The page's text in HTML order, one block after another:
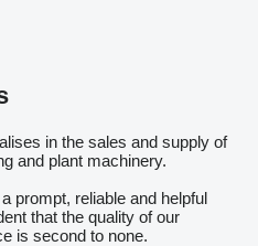
in the sales and supply of
and plant machinery.
prompt, reliable and helpful
that the quality of our
is second to none.